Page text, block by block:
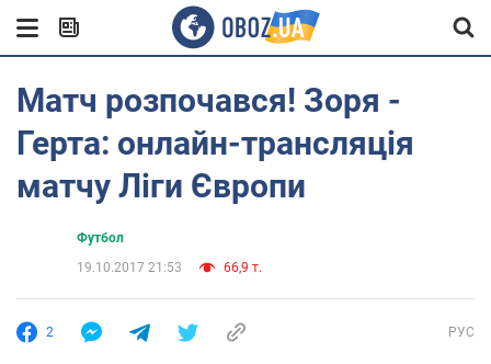
Матч розпочався! Зоря -
Герта: онлайн-трансляція
матчу Ліги Європи
Футбол
19.10.2017 21:53
66,9 т.
2 РУС